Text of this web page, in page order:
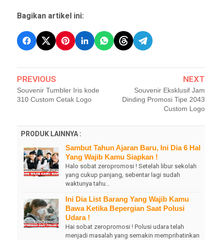
Bagikan artikel ini:
PREVIOUS
Souvenir Tumbler Iris kode
310 Custom Cetak Logo
NEXT
Souvenir Eksklusif Jam
Dinding Promosi Tipe 2043
Custom Logo
PRODUK LAINNYA :
Sambut Tahun Ajaran Baru, Ini Dia 6 Hal
Yang Wajib Kamu Siapkan !
Halo sobat zeropromosi ! Setelah libur sekolah
yang cukup panjang, sebentar lagi sudah
waktunya tahu…
Ini Dia List Barang Yang Wajib Kamu
Bawa Ketika Bepergian Saat Polusi
Udara !
Hai sobat zeropromosi ! Polusi udara telah
menjadi masalah yang semakin memprihatinkan